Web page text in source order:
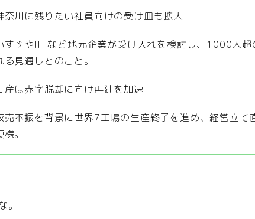
川に残りたい社員向けの受け皿も拡大
ゞやIHIなど地元企業が受け入れを検討し、1000人超
る見通しとのこと。
は赤字脱却に向け再建を加速
不振を背景に世界7工場の生産終了を進め、経営立て
。
。